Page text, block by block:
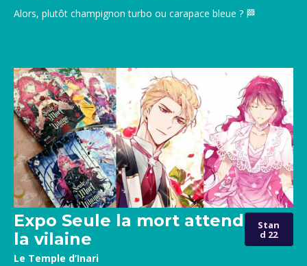
Alors, plutôt champignon turbo ou carapace bleue ? 🏁
Expo Seule la mort attend
la vilaine
Stan
d 22
Le Temple d’Inari